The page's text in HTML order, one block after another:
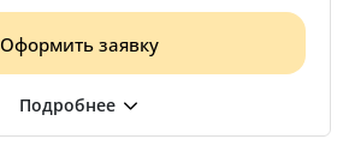
Оформить заявку